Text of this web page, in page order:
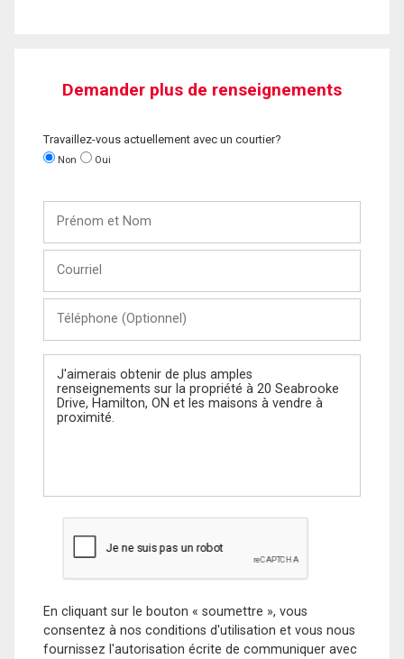
Demander plus de renseignements
Travaillez-vous actuellement avec un courtier?
Non Oui
Nom
(Optionnel)
Message
En cliquant sur le bouton « soumettre », vous
consentez à nos conditions d'utilisation et vous nous
fournissez l'autorisation écrite de communiquer avec